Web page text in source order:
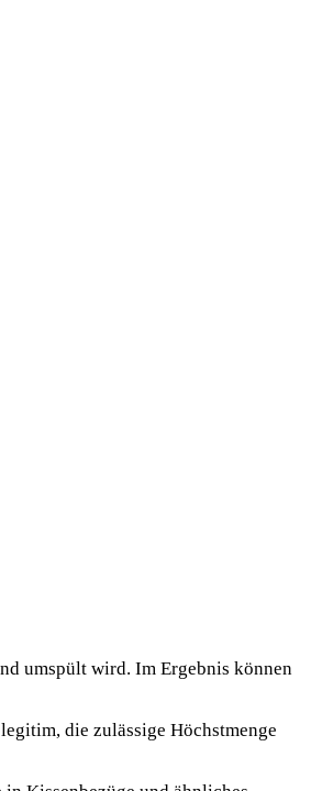
umspült wird. Im Ergebnis können
die zulässige Höchstmenge